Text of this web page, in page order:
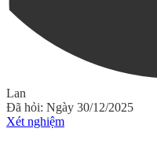
Lan
Đã hỏi: Ngày 30/12/2025
Xét nghiệm